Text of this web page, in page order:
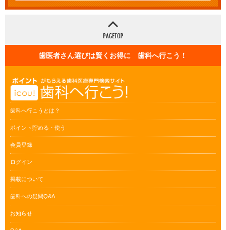
歯医者さん選びは賢くお得に 歯科へ行こう！
歯科へ行こうとは？
ポイント貯める・使う
会員登録
ログイン
掲載について
歯科への疑問Q&A
お知らせ